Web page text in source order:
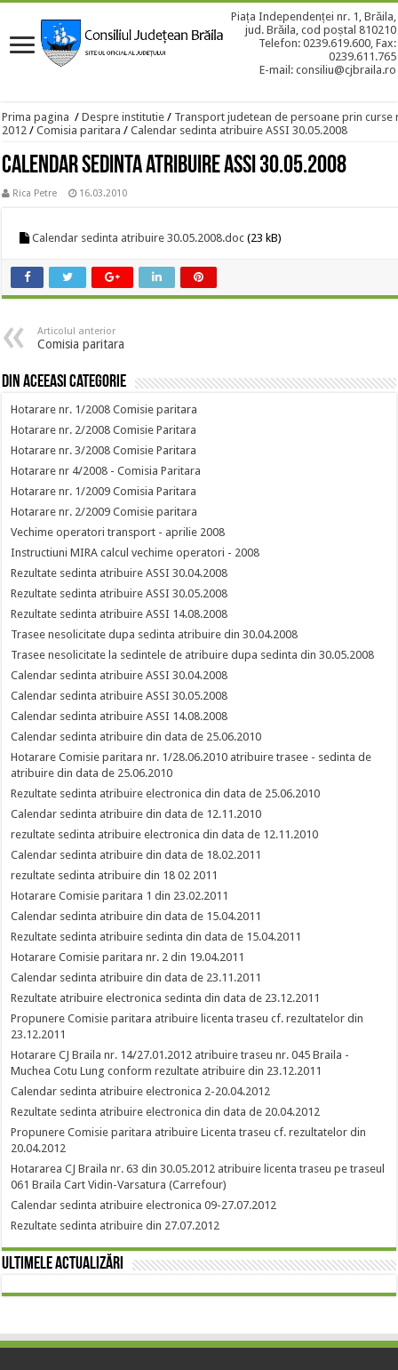
Piața Independenței nr. 1, Brăila,
jud. Brăila, cod poștal 810210
Telefon: 0239.619.600, Fax:
0239.611.765
E-mail: consiliu@cjbraila.ro
Prima pagina / Despre institutie / Transport judetean de persoane prin curse
2012 / Comisia paritara / Calendar sedinta atribuire ASSI 30.05.2008
Calendar sedinta atribuire ASSI 30.05.2008
Rica Petre 16.03.2010
Calendar sedinta atribuire 30.05.2008.doc (23 kB)
Articolul anterior
Comisia paritara
Din aceeasi categorie
Hotarare nr. 1/2008 Comisie paritara
Hotarare nr. 2/2008 Comisie Paritara
Hotarare nr. 3/2008 Comisie Paritara
Hotarare nr 4/2008 - Comisia Paritara
Hotarare nr. 1/2009 Comisia Paritara
Hotarare nr. 2/2009 Comisie paritara
Vechime operatori transport - aprilie 2008
Instructiuni MIRA calcul vechime operatori - 2008
Rezultate sedinta atribuire ASSI 30.04.2008
Rezultate sedinta atribuire ASSI 30.05.2008
Rezultate sedinta atribuire ASSI 14.08.2008
Trasee nesolicitate dupa sedinta atribuire din 30.04.2008
Trasee nesolicitate la sedintele de atribuire dupa sedinta din 30.05.2008
Calendar sedinta atribuire ASSI 30.04.2008
Calendar sedinta atribuire ASSI 30.05.2008
Calendar sedinta atribuire ASSI 14.08.2008
Calendar sedinta atribuire din data de 25.06.2010
Hotarare Comisie paritara nr. 1/28.06.2010 atribuire trasee - sedinta de
atribuire din data de 25.06.2010
Rezultate sedinta atribuire electronica din data de 25.06.2010
Calendar sedinta atribuire din data de 12.11.2010
rezultate sedinta atribuire electronica din data de 12.11.2010
Calendar sedinta atribuire din data de 18.02.2011
rezultate sedinta atribuire din 18 02 2011
Hotarare Comisie paritara 1 din 23.02.2011
Calendar sedinta atribuire din data de 15.04.2011
Rezultate sedinta atribuire sedinta din data de 15.04.2011
Hotarare Comisie paritara nr. 2 din 19.04.2011
Calendar sedinta atribuire din data de 23.11.2011
Rezultate atribuire electronica sedinta din data de 23.12.2011
Propunere Comisie paritara atribuire licenta traseu cf. rezultatelor din
23.12.2011
Hotarare CJ Braila nr. 14/27.01.2012 atribuire traseu nr. 045 Braila -
Muchea Cotu Lung conform rezultate atribuire din 23.12.2011
Calendar sedinta atribuire electronica 2-20.04.2012
Rezultate sedinta atribuire electronica din data de 20.04.2012
Propunere Comisie paritara atribuire Licenta traseu cf. rezultatelor din
20.04.2012
Hotararea CJ Braila nr. 63 din 30.05.2012 atribuire licenta traseu pe traseul
061 Braila Cart Vidin-Varsatura (Carrefour)
Calendar sedinta atribuire electronica 09-27.07.2012
Rezultate sedinta atribuire din 27.07.2012
Ultimele actualizări